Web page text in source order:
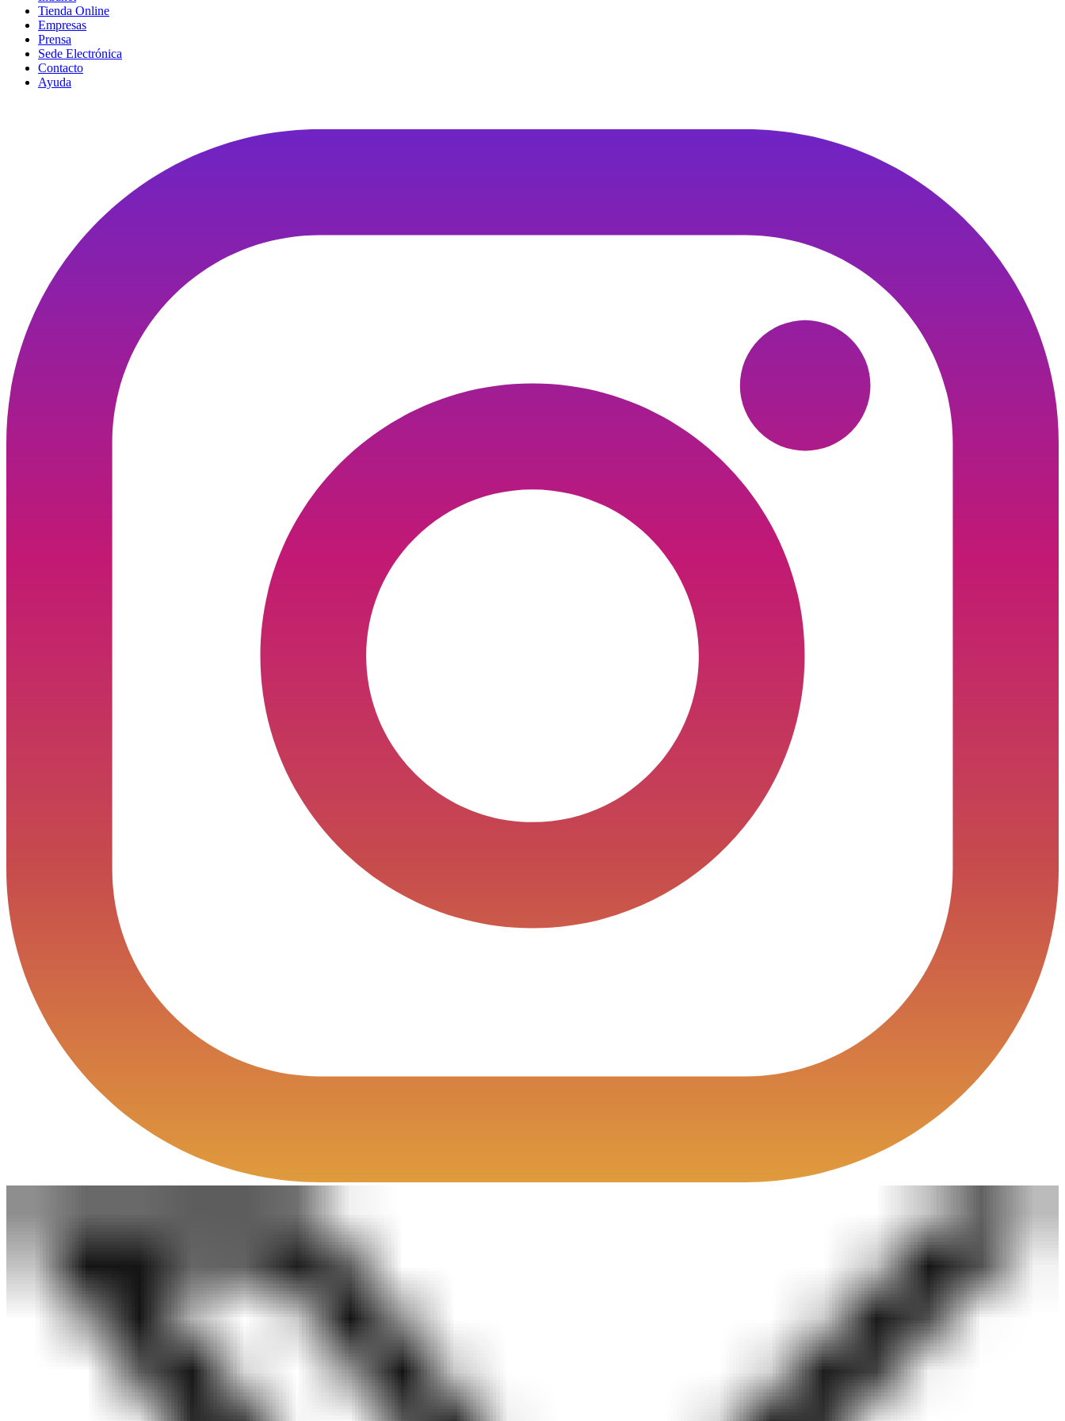
Tienda Online
Empresas
Prensa
Sede Electrónica
Contacto
Ayuda